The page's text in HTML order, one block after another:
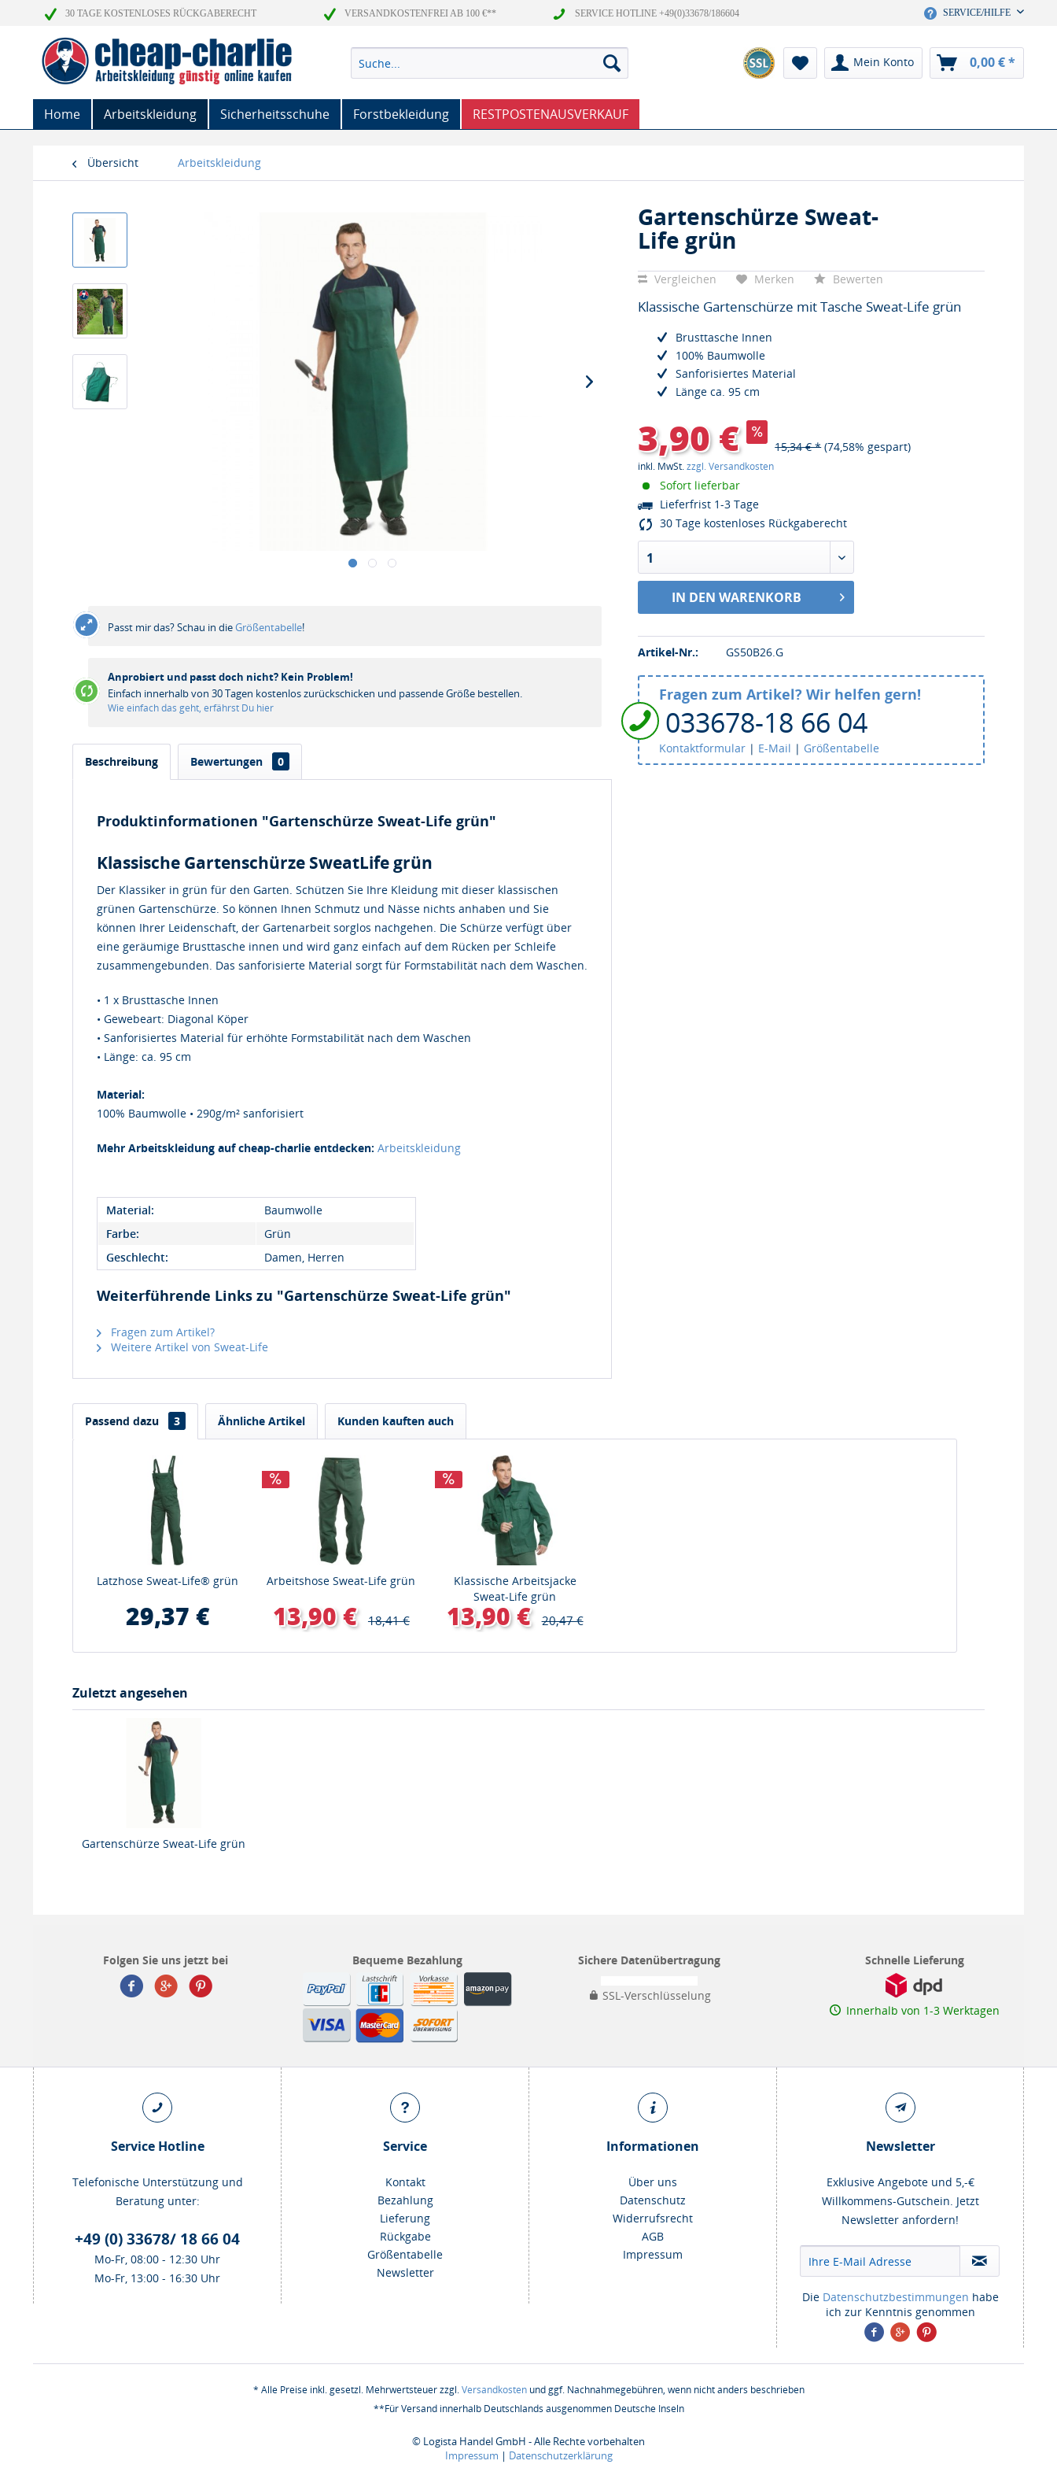
30 TAGE KOSTENLOSES RÜCKGABERECHT VERSANDKOSTENFREI AB 100 €** SERVICE HOTLINE +49(0)33678/186604 SERVICE/HILFE
Mein Konto 0,00 € *
Home Arbeitskleidung Sicherheitsschuhe Forstbekleidung RESTPOSTENAUSVERKAUF
Übersicht Arbeitskleidung
Passt mir das? Schau in dieGrößentabelle!
Anprobiert und passt doch nicht? Kein Problem!
Einfach innerhalb von 30 Tagen kostenlos zurückschicken und passende Größe bestellen.
Wie einfach das geht, erfährst Du hier
Gartenschürze Sweat-
Life grün
Vergleichen Merken Bewerten
Klassische Gartenschürze mit Tasche Sweat-Life grün
Brusttasche Innen
100% Baumwolle
Sanforisiertes Material
Länge ca. 95 cm
3,90 € 15,34 € * (74,58% gespart)
inkl. MwSt.zzgl. Versandkosten
Sofort lieferbar
Lieferfrist 1-3 Tage
30 Tage kostenloses Rückgaberecht
1
IN DEN WARENKORB
Artikel-Nr.: GS50B26.G
Fragen zum Artikel? Wir helfen gern!
033678-18 66 04
Kontaktformular | E-Mail | Größentabelle
Beschreibung
Bewertungen 0
Produktinformationen "Gartenschürze Sweat-Life grün"
Klassische Gartenschürze SweatLife grün
Der Klassiker in grün für den Garten. Schützen Sie Ihre Kleidung mit dieser klassischen
grünen Gartenschürze. So können Ihnen Schmutz und Nässe nichts anhaben und Sie
können Ihrer Leidenschaft, der Gartenarbeit sorglos nachgehen. Die Schürze verfügt über
eine geräumige Brusttasche innen und wird ganz einfach auf dem Rücken per Schleife
zusammengebunden. Das sanforisierte Material sorgt für Formstabilität nach dem Waschen.
• 1 x Brusttasche Innen
• Gewebeart: Diagonal Köper
• Sanforisiertes Material für erhöhte Formstabilität nach dem Waschen
• Länge: ca. 95 cm
Material:
100% Baumwolle • 290g/m² sanforisiert
Mehr Arbeitskleidung auf cheap-charlie entdecken: Arbeitskleidung
Material:
Baumwolle
Farbe:
Grün
Geschlecht:
Damen, Herren
Weiterführende Links zu "Gartenschürze Sweat-Life grün"
Fragen zum Artikel?
Weitere Artikel von Sweat-Life
Passend dazu 3 Ähnliche Artikel Kunden kauften auch
Latzhose Sweat-Life® grün
29,37 €
Arbeitshose Sweat-Life grün
13,90 € 18,41 €
Klassische Arbeitsjacke
Sweat-Life grün
13,90 € 20,47 €
Zuletzt angesehen
Gartenschürze Sweat-Life grün
Folgen Sie uns jetzt bei Bequeme Bezahlung Sichere Datenübertragung
SSL-Verschlüsselung
Schnelle Lieferung
Innerhalb von 1-3 Werktagen
Service Hotline
Telefonische Unterstützung und
Beratung unter:
+49 (0) 33678/ 18 66 04
Mo-Fr, 08:00 - 12:30 Uhr
Mo-Fr, 13:00 - 16:30 Uhr
Service
Kontakt
Bezahlung
Lieferung
Rückgabe
Größentabelle
Newsletter
Informationen
Über uns
Datenschutz
Widerrufsrecht
AGB
Impressum
Newsletter
Exklusive Angebote und 5,-€
Willkommens-Gutschein. Jetzt
Newsletter anfordern!
Die Datenschutzbestimmungen habe
ich zur Kenntnis genommen
* Alle Preise inkl. gesetzl. Mehrwertsteuer zzgl.Versandkostenund ggf. Nachnahmegebühren, wenn nicht anders beschrieben
**Für Versand innerhalb Deutschlands ausgenommen Deutsche Inseln
© Logista Handel GmbH - Alle Rechte vorbehalten
Impressum | Datenschutzerklärung